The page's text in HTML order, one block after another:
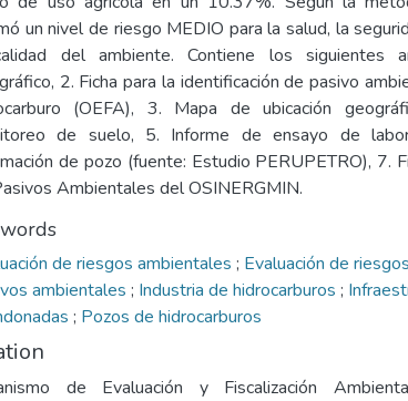
un nivel de riesgo MEDIO para la salud, la
del ambiente. Contiene los siguientes
2. Ficha para la identificación de pasivo
(OEFA), 3. Mapa de ubicación
de suelo, 5. Informe de ensayo de
de pozo (fuente: Estudio PERUPETRO), 7.
Ambientales del OSINERGMIN.
de riesgos ambientales ; Evaluación de
ambientales ; Industria de hidrocarburos ;
; Pozos de hidrocarburos
de Evaluación y Fiscalización